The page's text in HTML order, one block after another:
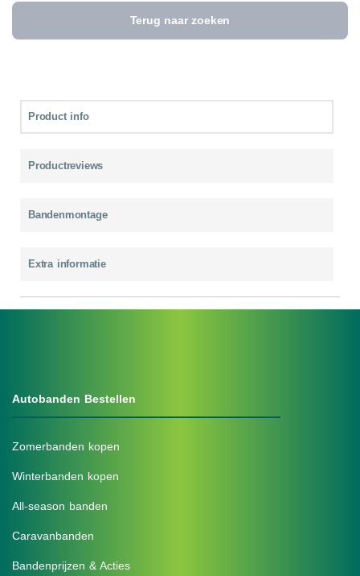
Terug naar zoeken
Product info
Productreviews
Bandenmontage
Extra informatie
Autobanden Bestellen
Zomerbanden kopen
Winterbanden kopen
All-season banden
Caravanbanden
Bandenprijzen & Acties